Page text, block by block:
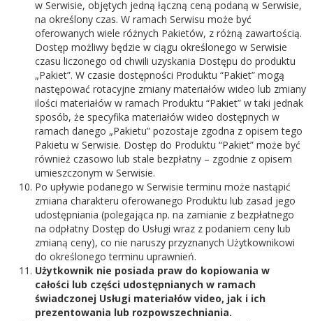
w Serwisie, objętych jedną łączną ceną podaną w Serwisie,
na określony czas. W ramach Serwisu może być
oferowanych wiele różnych Pakietów, z różną zawartością.
Dostęp możliwy będzie w ciągu określonego w Serwisie
czasu liczonego od chwili uzyskania Dostępu do produktu
„Pakiet”. W czasie dostępności Produktu “Pakiet” mogą
następować rotacyjne zmiany materiałów wideo lub zmiany
ilości materiałów w ramach Produktu “Pakiet” w taki jednak
sposób, że specyfika materiałów wideo dostępnych w
ramach danego „Pakietu” pozostaje zgodna z opisem tego
Pakietu w Serwisie. Dostęp do Produktu “Pakiet” może być
również czasowo lub stale bezpłatny – zgodnie z opisem
umieszczonym w Serwisie.
Po upływie podanego w Serwisie terminu może nastąpić
zmiana charakteru oferowanego Produktu lub zasad jego
udostępniania (polegająca np. na zamianie z bezpłatnego
na odpłatny Dostęp do Usługi wraz z podaniem ceny lub
zmianą ceny), co nie naruszy przyznanych Użytkownikowi
do określonego terminu uprawnień.
Użytkownik nie posiada praw do kopiowania w
całości lub części udostępnianych w ramach
świadczonej Usługi materiałów video, jak i ich
prezentowania lub rozpowszechniania.